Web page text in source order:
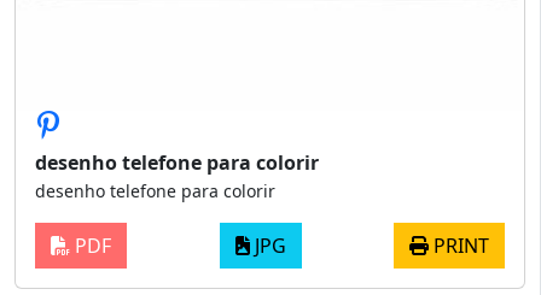
desenho telefone para colorir
desenho telefone para colorir
PDF JPG PRINT